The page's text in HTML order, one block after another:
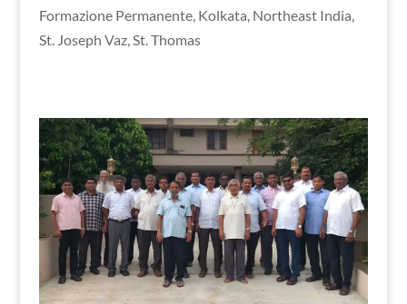
Formazione Permanente, Kolkata, Northeast India,
St. Joseph Vaz,St. Thomas